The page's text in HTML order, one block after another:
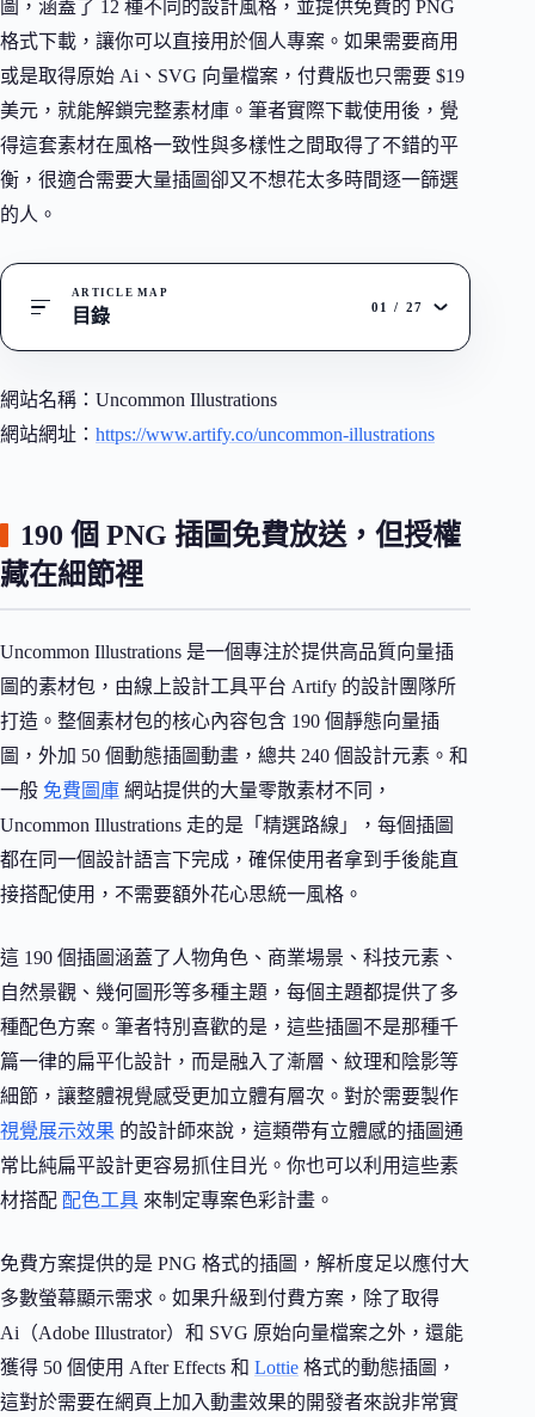
圖，涵蓋了 12 種不同的設計風格，並提供免費的 PNG
格式下載，讓你可以直接用於個人專案。如果需要商用
或是取得原始 Ai、SVG 向量檔案，付費版也只需要 $19
美元，就能解鎖完整素材庫。筆者實際下載使用後，覺
得這套素材在風格一致性與多樣性之間取得了不錯的平
衡，很適合需要大量插圖卻又不想花太多時間逐一篩選
的人。
ARTICLE MAP
目錄 01 / 27
網站名稱：Uncommon Illustrations
網站網址： https://www.artify.co/uncommon-illustrations
190 個 PNG 插圖免費放送，但授權
藏在細節裡
Uncommon Illustrations 是一個專注於提供高品質向量插
圖的素材包，由線上設計工具平台 Artify 的設計團隊所
打造。整個素材包的核心內容包含 190 個靜態向量插
圖，外加 50 個動態插圖動畫，總共 240 個設計元素。和
一般 免費圖庫 網站提供的大量零散素材不同，
Uncommon Illustrations 走的是「精選路線」，每個插圖
都在同一個設計語言下完成，確保使用者拿到手後能直
接搭配使用，不需要額外花心思統一風格。
這 190 個插圖涵蓋了人物角色、商業場景、科技元素、
自然景觀、幾何圖形等多種主題，每個主題都提供了多
種配色方案。筆者特別喜歡的是，這些插圖不是那種千
篇一律的扁平化設計，而是融入了漸層、紋理和陰影等
細節，讓整體視覺感受更加立體有層次。對於需要製作
視覺展示效果 的設計師來說，這類帶有立體感的插圖通
常比純扁平設計更容易抓住目光。你也可以利用這些素
材搭配 配色工具 來制定專案色彩計畫。
免費方案提供的是 PNG 格式的插圖，解析度足以應付大
多數螢幕顯示需求。如果升級到付費方案，除了取得
Ai（Adobe Illustrator）和 SVG 原始向量檔案之外，還能
獲得 50 個使用 After Effects 和 Lottie 格式的動態插圖，
這對於需要在網頁上加入動畫效果的開發者來說非常實